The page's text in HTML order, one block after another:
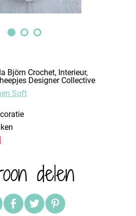
Designer Collective
Soft
delen